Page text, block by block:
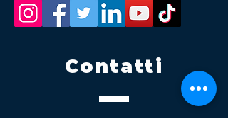
Contatti